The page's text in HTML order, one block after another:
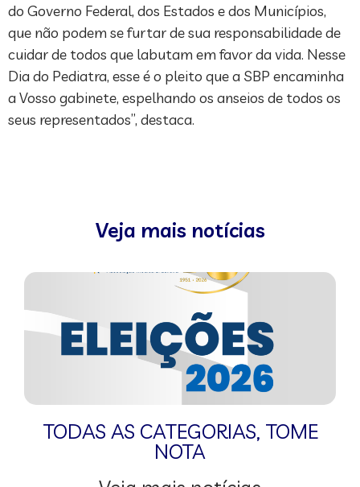
do Governo Federal, dos Estados e dos Municípios,
que não podem se furtar de sua responsabilidade de
cuidar de todos que labutam em favor da vida. Nesse
Dia do Pediatra, esse é o pleito que a SBP encaminha
a Vosso gabinete, espelhando os anseios de todos os
seus representados”, destaca.
Veja mais notícias
TODAS AS CATEGORIAS, TOME
NOTA